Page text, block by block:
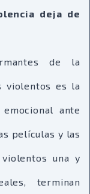
deja de
de la
violentos es la
ante
películas y las
una y
terminan